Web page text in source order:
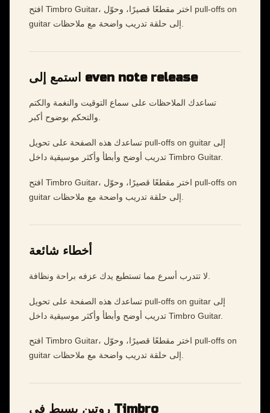
افتح Timbro Guitar، اختر مقطعًا قصيرًا، وحوّل pull-offs on
استمع إلى even note release
تساعدك الملاحظات على سماع التوقيت والنغمة والكتم
والتحكم بوضوح أكبر.
تساعدك هذه الصفحة على تحويل pull-offs on guitar إلى
تدريب أوضح وأبطأ وأكثر موسيقية داخل Timbro Guitar.
افتح Timbro Guitar، اختر مقطعًا قصيرًا، وحوّل pull-offs on
أخطاء شائعة
لا تتدرب أسرع مما تستطيع يدك عزفه براحة ونظافة.
تساعدك هذه الصفحة على تحويل pull-offs on guitar إلى
تدريب أوضح وأبطأ وأكثر موسيقية داخل Timbro Guitar.
افتح Timbro Guitar، اختر مقطعًا قصيرًا، وحوّل pull-offs on
guitar إلى حلقة تدريب واضحة مع ملاحظات.
روتين بسيط في Timbro